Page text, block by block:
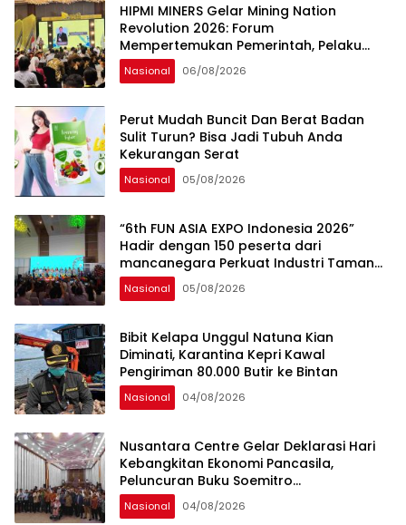
HIPMI MINERS Gelar Mining Nation
Revolution 2026: Forum
Mempertemukan Pemerintah, Pelaku
Industri, Investor, Akademisi, dan
Pengusaha dalam Mendukung
Nasional 06/08/2026
Perut Mudah Buncit Dan Berat Badan
Sulit Turun? Bisa Jadi Tubuh Anda
Kekurangan Serat
Nasional 05/08/2026
“6th FUN ASIA EXPO Indonesia 2026”
Hadir dengan 150 peserta dari
mancanegara Perkuat Industri Taman
Rekreasi dan Ekosistem Pariwisata di
Tanah Air
Nasional 05/08/2026
Bibit Kelapa Unggul Natuna Kian
Diminati, Karantina Kepri Kawal
Pengiriman 80.000 Butir ke Bintan
Nasional 04/08/2026
Nusantara Centre Gelar Deklarasi Hari
Kebangkitan Ekonomi Pancasila,
Peluncuran Buku Soemitro
Djojohadikusumo Anti Penjajahan
(Pergolakan Ekonomi Politik Indonesia) &
Nasional 04/08/2026